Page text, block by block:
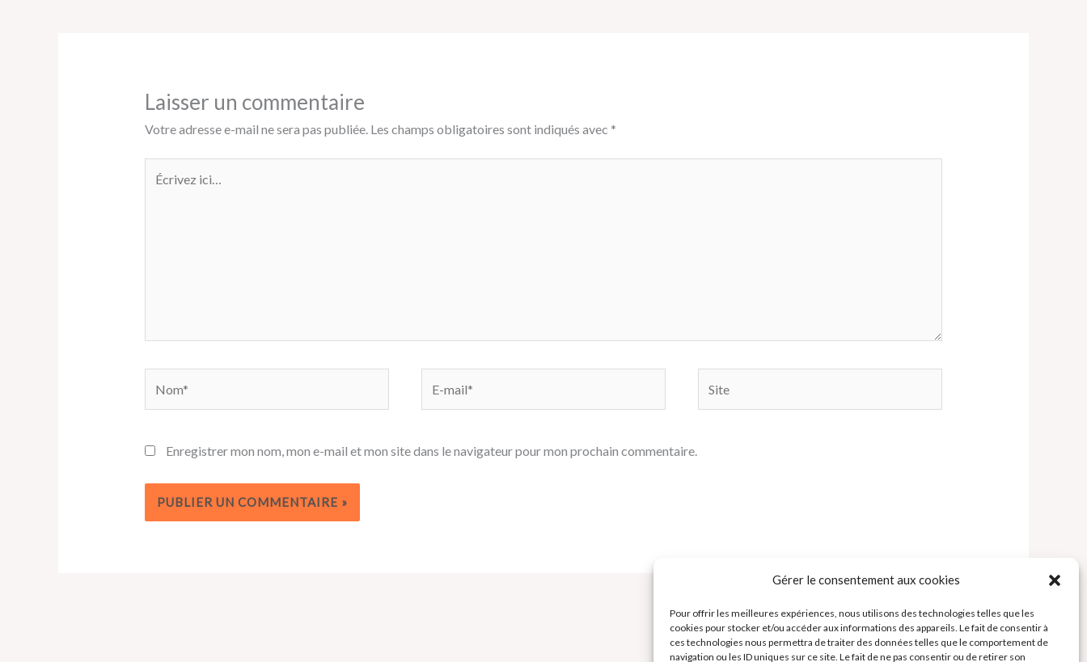
Gérer le consentement aux cookies
Pour offrir les meilleures expériences, nous utilisons des technologies telles que les
cookies pour stocker et/ou accéder aux informations des appareils. Le fait de consentir à
ces technologies nous permettra de traiter des données telles que le comportement de
navigation ou les ID uniques sur ce site. Le fait de ne pas consentir ou de retirer son
Laisser un commentaire
Votre adresse e-mail ne sera pas publiée. Les champs obligatoires sont indiqués avec *
ici…
mail*
Enregistrer mon nom, mon e-mail et mon site dans le navigateur pour mon prochain commentaire.